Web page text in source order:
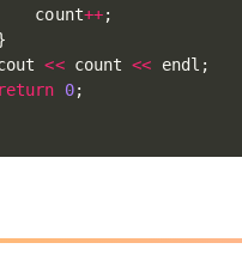
count
++;
<< count << endl ;
return
0;